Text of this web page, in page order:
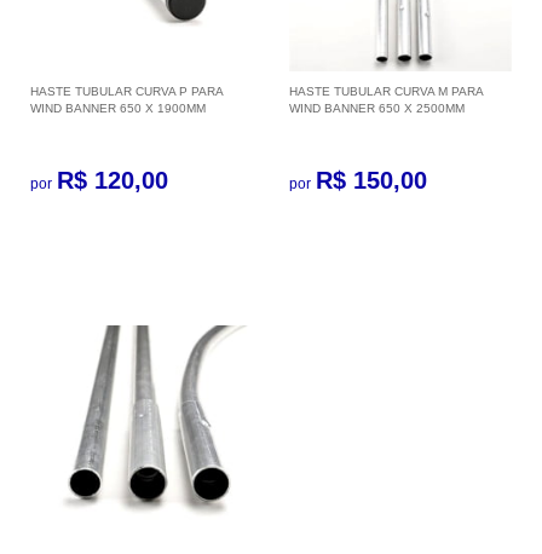
HASTE TUBULAR CURVA P PARA
WIND BANNER 650 X 1900MM
por R$ 120,00
HASTE TUBULAR CURVA M PARA
WIND BANNER 650 X 2500MM
por R$ 150,00